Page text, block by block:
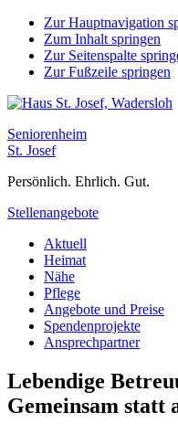
Zur Hauptnavigation
Zum Inhalt springen
Zur Seitenspalte
Zur Fußzeile springen
Seniorenheim
St. Josef
Persönlich. Ehrlich. Gut.
Stellenangebote
Aktuell
Heimat
Nähe
Pflege
Angebote und Preise
Spendenprojekte
Ansprechpartner
Lebendige
Gemeinsam statt